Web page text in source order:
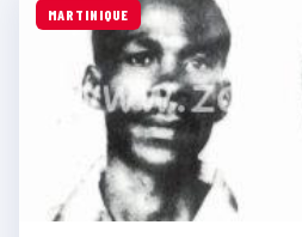
MARTINIQUE